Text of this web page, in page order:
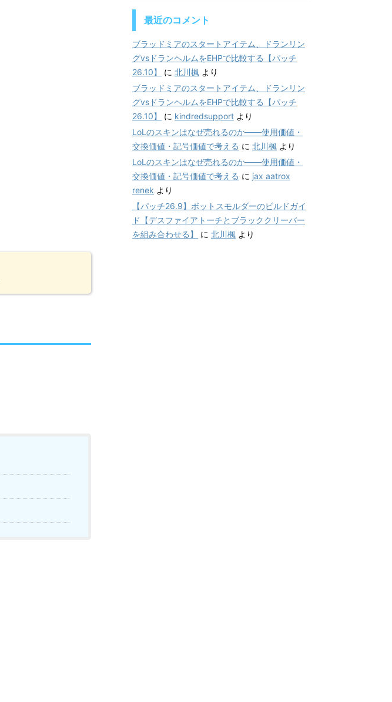
最近のコメント
ブラッドミアのスタートアイテム、ドランリン
グvsドランヘルムをEHPで比較する【パッチ
26.10】
に 北川楓 より
ブラッドミアのスタートアイテム、ドランリン
グvsドランヘルムをEHPで比較する【パッチ
26.10】
に kindredsupport より
LoLのスキンはなぜ売れるのか——使用価値・
交換価値・記号価値で考える に 北川楓 より
LoLのスキンはなぜ売れるのか——使用価値・
交換価値・記号価値で考える に jax aatrox
renek より
【パッチ26.9】ボットスモルダーのビルドガイ
ド【デスファイアトーチとブラッククリーバー
を組み合わせる】
に 北川楓 より